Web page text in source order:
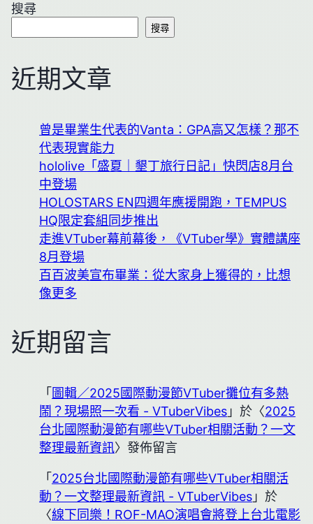
搜尋
搜尋
近期文章
曾是畢業生代表的Vanta：GPA高又怎樣？那不
代表現實能力
hololive「盛夏｜墾丁旅行日記」快閃店8月台
中登場
HOLOSTARS EN四週年應援開跑，TEMPUS
HQ限定套組同步推出
走進VTuber幕前幕後，《VTuber學》實體講座
8月登場
百百波美宣布畢業：從大家身上獲得的，比想
像更多
近期留言
「 圖輯／2025國際動漫節VTuber攤位有多熱
鬧？現場照一次看 - VTuberVibes 」於〈2025
台北國際動漫節有哪些VTuber相關活動？一文
整理最新資訊〉發佈留言
「 2025台北國際動漫節有哪些VTuber相關活
動？一文整理最新資訊 - VTuberVibes 」於
〈線下同樂！ROF-MAO演唱會將登上台北電影